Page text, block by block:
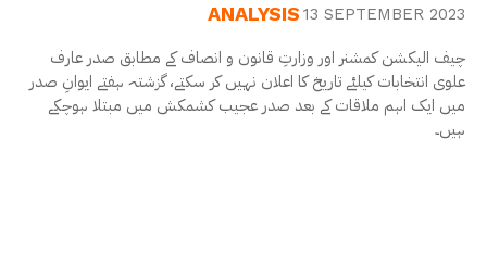
ANALYSIS 13 SEPTEMBER 2023
چیف الیکشن کمشنر اور وزارتِ قانون و انصاف کے مطابق صدر عارف
علوی انتخابات کیلئے تاریخ کا اعلان نہیں کر سکتے، گزشتہ ہفتے ایوانِ صدر
میں ایک اہم ملاقات کے بعد صدر عجیب کشمکش میں مبتلا ہوچکے
ہیں۔